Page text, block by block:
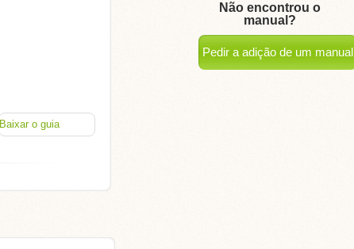
Baixar o guia
Não encontrou o
manual?
Pedir a adição de um manual